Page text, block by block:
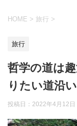
HOME > 旅行 >
旅行
哲学の道は
りたい道沿
投稿日：2022年4月12日